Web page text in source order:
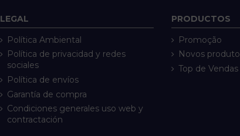
LEGAL
Política Ambiental
Política de privacidad y redes
sociales
Política de envíos
Garantía de compra
Condiciones generales uso web y
contractación
PRODUCTOS
Promoção
Novos
Top de Vendas